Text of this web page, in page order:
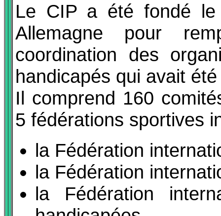
Le CIP a été fondé le
Allemagne pour
coordination des
handicapés qui avait
Il comprend 160
5 fédérations sportives
la Fédération
la Fédération
la Fédération